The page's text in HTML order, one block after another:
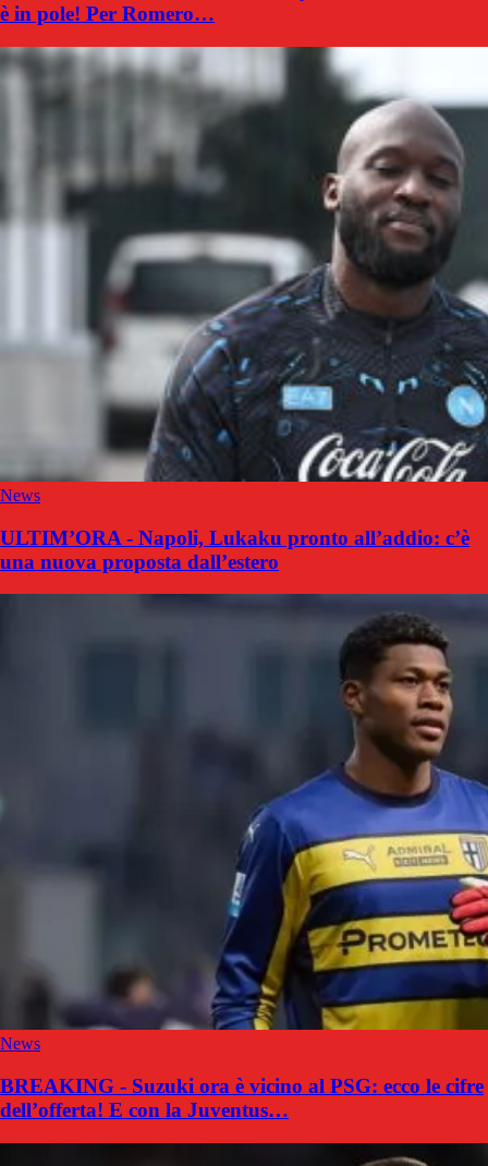
è in pole! Per Romero…
News
ULTIM’ORA - Napoli, Lukaku pronto all’addio: c’è
una nuova proposta dall’estero
News
BREAKING - Suzuki ora è vicino al PSG: ecco le cifre
dell’offerta! E con la Juventus…